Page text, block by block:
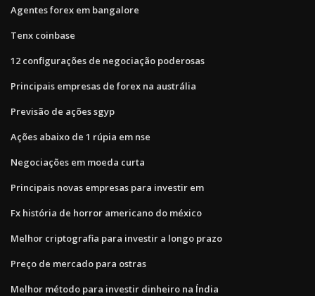
Agentes forex em bangalore
Tenx coinbase
12 configurações de negociação poderosas
Principais empresas de forex na austrália
Previsão de ações sgyp
Ações abaixo de 1 rúpia em nse
Negociações em moeda curta
Principais novas empresas para investir em
Fx história de horror americano do méxico
Melhor criptografia para investir a longo prazo
Preço de mercado para ostras
Melhor método para investir dinheiro na Índia